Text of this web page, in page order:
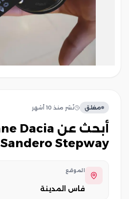
مغلق نُشر منذ 10 أشهر
أبحث عن klaxonne Dacia
Sandero Stepway
الموقع
فاس المدينة